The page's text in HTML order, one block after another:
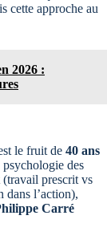
cette approche au
2026 :
le fruit de 40 ans
des
(travail prescrit vs
dans l’action),
Carré